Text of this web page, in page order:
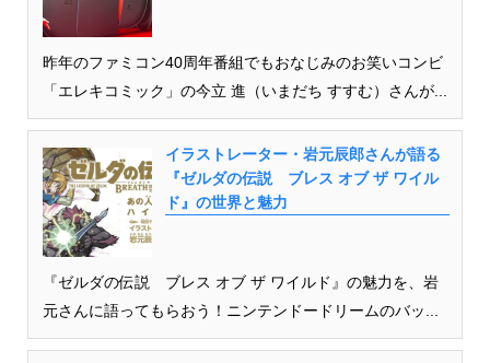
昨年のファミコン40周年番組でもおなじみのお笑いコンビ
「エレキコミック」の今立 進（いまだち すすむ）さんが...
イラストレーター・岩元辰郎さんが語る
『ゼルダの伝説 ブレス オブ ザ ワイル
ド』の世界と魅力
『ゼルダの伝説 ブレス オブ ザ ワイルド』の魅力を、岩
元さんに語ってもらおう！ニンテンドードリームのバッ...